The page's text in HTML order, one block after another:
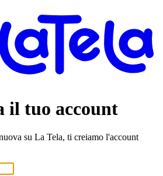
il tuo account
su La Tela, ti creiamo l'account